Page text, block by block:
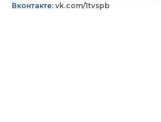
Вконтакте: vk.com/1tvspb